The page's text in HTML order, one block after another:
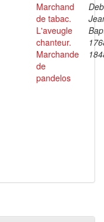
Marchand
de tabac.
L'aveugle
chanteur.
Marchande
de
pandelos